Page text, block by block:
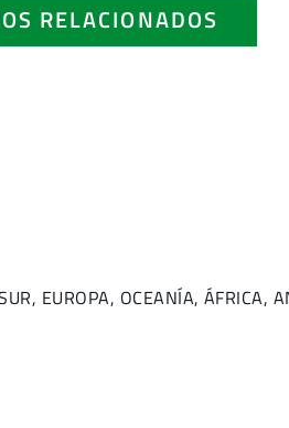
RELACIONADOS
EUROPA, OCEANÍA, ÁFRICA,